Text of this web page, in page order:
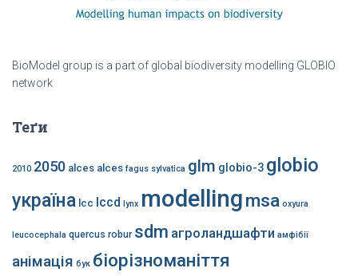
BioModel group is a part of global biodiversity modelling GLOBIO
network
Теґи
2010 2050 alces alces fagus sylvatica glm globio-3 globio
україна lcc lccd lynx modellingmsa oxyura
leucocephala quercus robur sdm агроландшафти амфібії
анімація бук біорізноманіття